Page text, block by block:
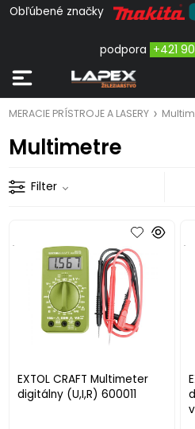
Obľúbené značky
podpora +421
MERACIE PRÍSTROJE A LASERY
Multimetre
Filter
EXTOL CRAFT Multimeter
digitálny (U,I,R) 600011
. .